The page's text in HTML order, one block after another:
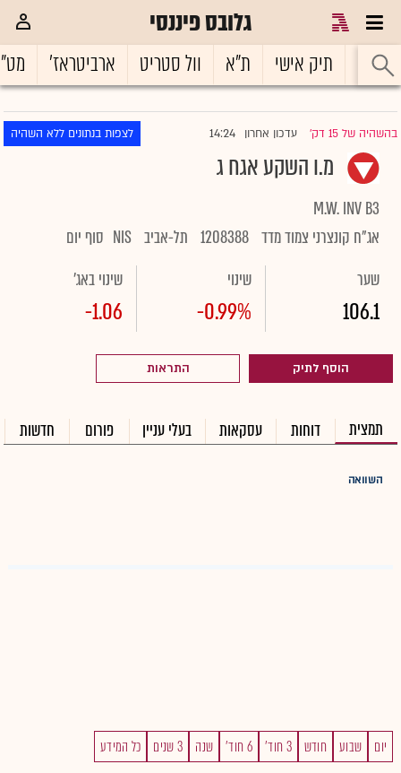
גלובס פיננסי
ראשי תיק אישי ת"א וול סטריט ארביטראז'
בהשהיה של 15 דק' |עדכון אחרון 14:24 לצפות בנתונים ללא השהיה
מ.ו השקע אגח ג
M.W. INV B3
אג"ח קונצרני צמוד מדד 1208388 תל-אביב NIS סוף יום
שער
106.1
שינוי
-0.99%
שינוי באג'
-1.06
הוסף לתיק התראות
תמצית דוחות עסקאות בעלי עניין פורום חדשות
השוואה
יום שבוע חודש 3 חוד' 6 חוד' שנה 3 שנים כל המידע